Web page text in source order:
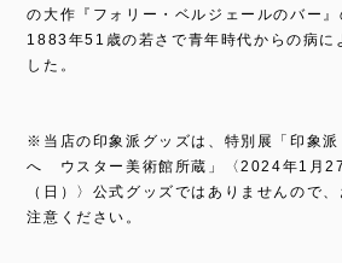
の大作『フォリー・ベルジェールのバー』
1883年51歳の若さで青年時代からの病に
した。
※当店の印象派グッズは、特別展「印象
へ ウスター美術館所蔵」〈2024年1月
（日）〉公式グッズではありませんので
注意ください。